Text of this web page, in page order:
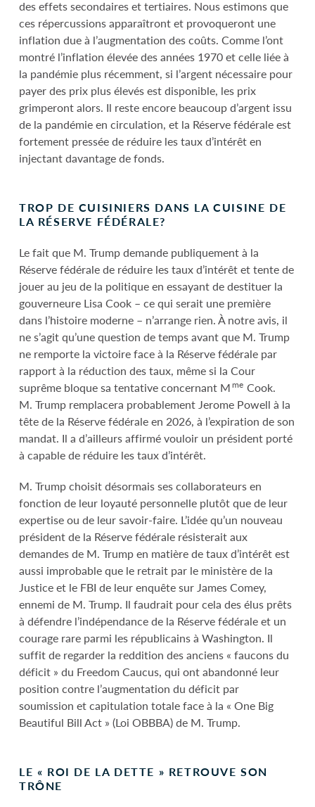
des effets secondaires et tertiaires. Nous estimons que
ces répercussions apparaîtront et provoqueront une
inflation due à l’augmentation des coûts. Comme l’ont
montré l’inflation élevée des années 1970 et celle liée à
la pandémie plus récemment, si l’argent nécessaire pour
payer des prix plus élevés est disponible, les prix
grimperont alors. Il reste encore beaucoup d’argent issu
de la pandémie en circulation, et la Réserve fédérale est
fortement pressée de réduire les taux d’intérêt en
injectant davantage de fonds.
TROP DE CUISINIERS DANS LA CUISINE DE
LA RÉSERVE FÉDÉRALE?
Le fait que M. Trump demande publiquement à la
Réserve fédérale de réduire les taux d’intérêt et tente de
jouer au jeu de la politique en essayant de destituer la
gouverneure Lisa Cook – ce qui serait une première
dans l’histoire moderne – n’arrange rien. À notre avis, il
ne s’agit qu’une question de temps avant que M. Trump
ne remporte la victoire face à la Réserve fédérale par
rapport à la réduction des taux, même si la Cour
suprême bloque sa tentative concernant Mme Cook.
M. Trump remplacera probablement Jerome Powell à la
tête de la Réserve fédérale en 2026, à l’expiration de son
mandat. Il a d’ailleurs affirmé vouloir un président porté
à capable de réduire les taux d’intérêt.
M. Trump choisit désormais ses collaborateurs en
fonction de leur loyauté personnelle plutôt que de leur
expertise ou de leur savoir-faire. L’idée qu’un nouveau
président de la Réserve fédérale résisterait aux
demandes de M. Trump en matière de taux d’intérêt est
aussi improbable que le retrait par le ministère de la
Justice et le FBI de leur enquête sur James Comey,
ennemi de M. Trump. Il faudrait pour cela des élus prêts
à défendre l’indépendance de la Réserve fédérale et un
courage rare parmi les républicains à Washington. Il
suffit de regarder la reddition des anciens « faucons du
déficit » du Freedom Caucus, qui ont abandonné leur
position contre l’augmentation du déficit par
soumission et capitulation totale face à la « One Big
Beautiful Bill Act » (Loi OBBBA) de M. Trump.
LE « ROI DE LA DETTE » RETROUVE SON
TRÔNE